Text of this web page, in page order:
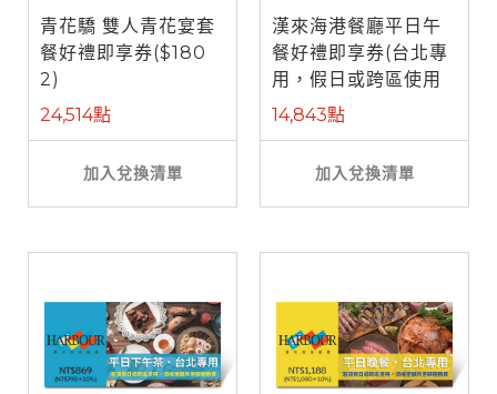
青花驕 雙人青花宴套
餐好禮即享券($180
2)
24,514點
加入兌換清單
漢來海港餐廳平日午
餐好禮即享券(台北專
用，假日或跨區使用
需補差額)
14,843點
加入兌換清單